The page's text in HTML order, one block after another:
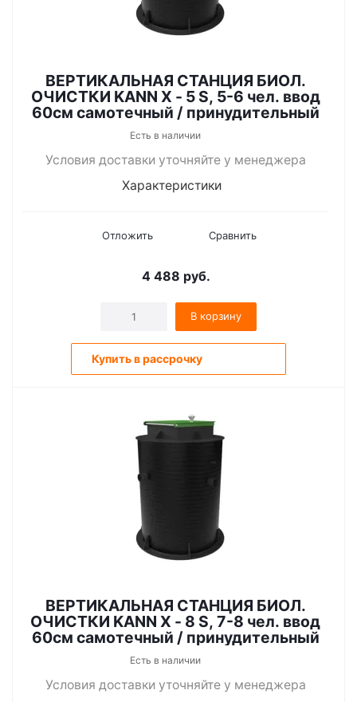
ВЕРТИКАЛЬНАЯ СТАНЦИЯ БИОЛ.
ОЧИСТКИ KANN X - 5 S, 5-6 чел. ввод
60см самотечный / принудительный
Есть в наличии
Условия доставки уточняйте у менеджера
Характеристики
Отложить Сравнить
4 488 руб.
В корзину
Купить в рассрочку
ВЕРТИКАЛЬНАЯ СТАНЦИЯ БИОЛ.
ОЧИСТКИ KANN X - 8 S, 7-8 чел. ввод
60см самотечный / принудительный
Есть в наличии
Условия доставки уточняйте у менеджера